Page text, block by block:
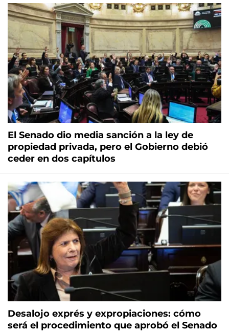
El Senado dio media sanción a la ley de
propiedad privada, pero el Gobierno debió
ceder en dos capítulos
Desalojo exprés y expropiaciones: cómo
será el procedimiento que aprobó el Senado